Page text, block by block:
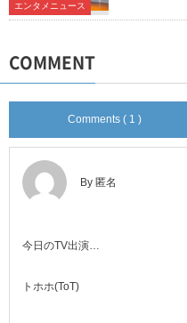
エンタメニュース
COMMENT
Comments ( 1 )
By 匿名
今日のTV出演…
トホホ(ToT)